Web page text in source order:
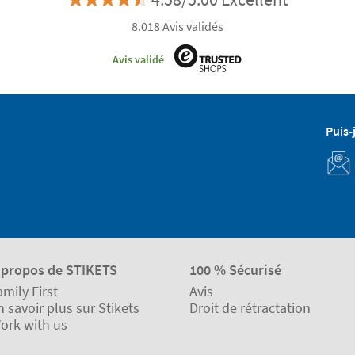
8.018 Avis validés
Avis validé
de STIKETS
First
savoir plus sur Stikets
with us
100 % Sécurisé
Avis
Droit de rétractation